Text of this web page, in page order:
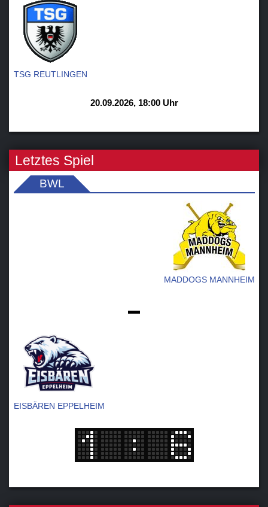
TSG REUTLINGEN
20.09.2026, 18:00 Uhr
Letztes Spiel
BWL
MADDOGS MANNHEIM
EISBÄREN EPPELHEIM